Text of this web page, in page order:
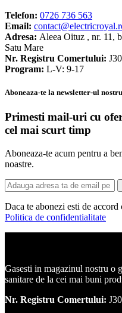
Telefon: 0726 736 563
Email:
Adresa: Aleea Oituz , nr. 11,
Satu Mare
Nr. Registru Comertului:
Program: L-V: 9-17
Aboneaza-te la newsletter-ul nostru
Primesti mail-uri cu
cel mai scurt timp
Aboneaza-te acum pentru a
noastre.
Daca te abonezi esti de accord
Politica de confidentialitate
Gasesti in magazinul nostru o
sanitare de la cei mai buni
Nr. Registru Comertului: